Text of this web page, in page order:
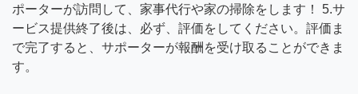
ポーターが訪問して、家事代行や家の掃除をします！ 5.サ
ービス提供終了後は、必ず、評価をしてください。評価ま
で完了すると、サポーターが報酬を受け取ることができま
す。